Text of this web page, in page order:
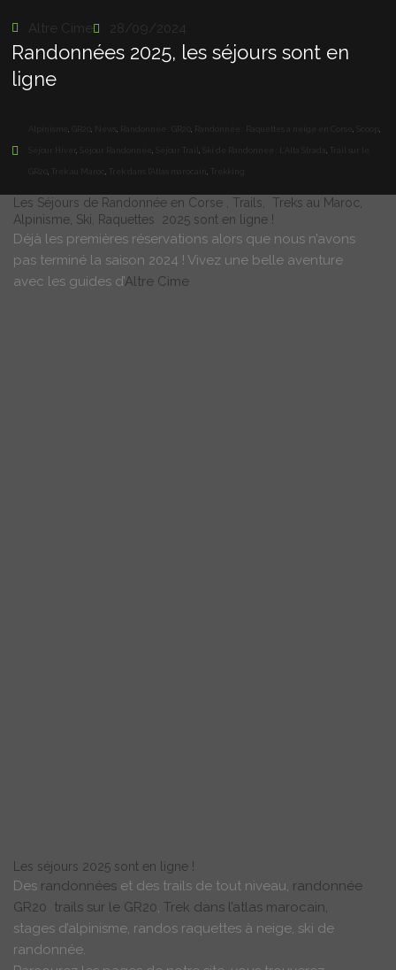
Altre Cime 28/09/2024
Randonnées 2025, les séjours sont en
ligne
Alpinisme, GR20, News, Randonnée : GR20, Randonnée : Raquettes à neige en Corse, Scoop,
Séjour Hiver, Séjour Randonnée, Séjour Trail, Ski de Randonnée : L’Alta Strada,
GR20, Trek au Maroc, Trek dans l'Atlas marocain,
Les Séjours de Randonnée en Corse Trails
Treks au Maroc,
Alpinisme Ski Raquettes 2025 sont en ligne !
Déjà les premières réservations alors que nous n’avons
pas terminé la saison 2024 ! Vivez une belle aventure
avec les guides d’Altre Cime
Les séjours 2025 sont en ligne !
Des randonnées et des trails de tout niveau, randonnée
GR20 trails sur le GR20, Trek dans l’atlas marocain,
stages d’alpinisme, randos raquettes à neige, ski de
randonnée.